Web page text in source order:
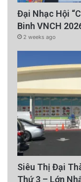
Đại Nhạc Hội
Binh VNCH
2 weeks ago
Siêu Thị Đại
Thứ 3 – Lớn